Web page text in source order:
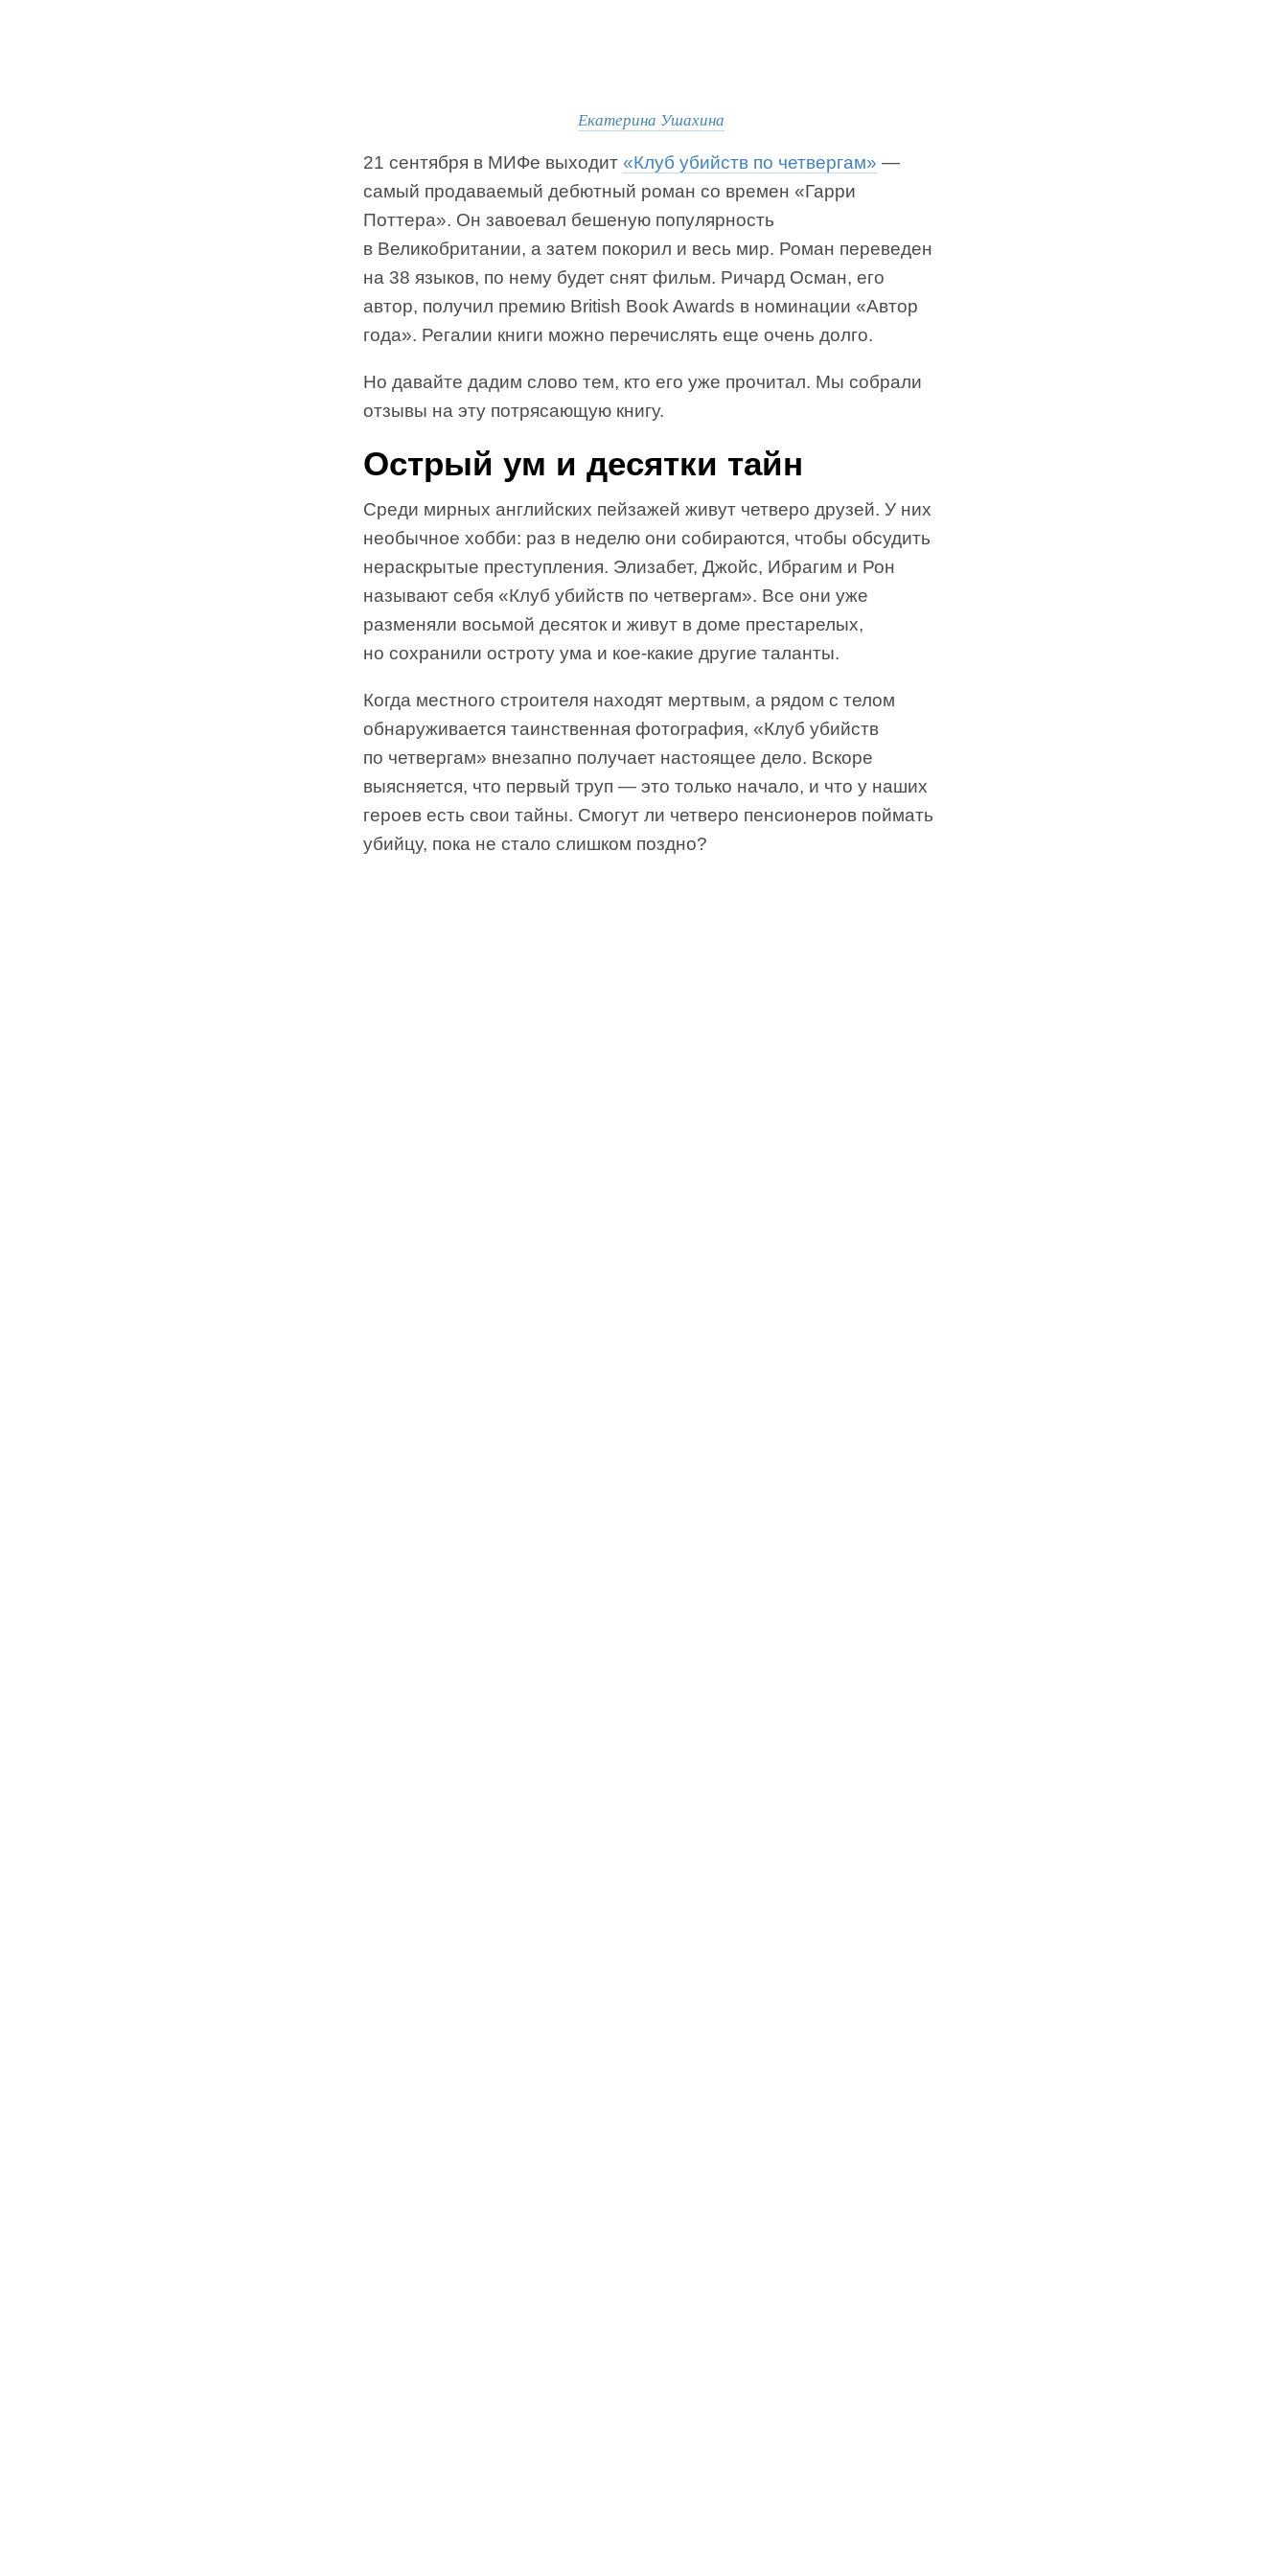
Екатерина Ушахина
21 сентября в МИФе выходит «Клуб убийств по четвергам» —
самый продаваемый дебютный роман со времен «Гарри
Поттера». Он завоевал бешеную популярность
в Великобритании, а затем покорил и весь мир. Роман переведен
на 38 языков, по нему будет снят фильм. Ричард Осман, его
автор, получил премию British Book Awards в номинации «Автор
года». Регалии книги можно перечислять еще очень долго.
Но давайте дадим слово тем, кто его уже прочитал. Мы собрали
отзывы на эту потрясающую книгу.
Острый ум и десятки тайн
Среди мирных английских пейзажей живут четверо друзей. У них
необычное хобби: раз в неделю они собираются, чтобы обсудить
нераскрытые преступления. Элизабет, Джойс, Ибрагим и Рон
называют себя «Клуб убийств по четвергам». Все они уже
разменяли восьмой десяток и живут в доме престарелых,
но сохранили остроту ума и кое-какие другие таланты.
Когда местного строителя находят мертвым, а рядом с телом
обнаруживается таинственная фотография, «Клуб убийств
по четвергам» внезапно получает настоящее дело. Вскоре
выясняется, что первый труп — это только начало, и что у наших
героев есть свои тайны. Смогут ли четверо пенсионеров поймать
убийцу, пока не стало слишком поздно?